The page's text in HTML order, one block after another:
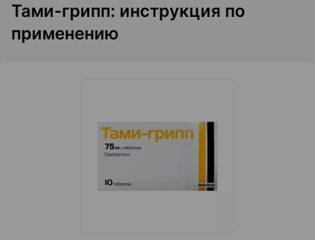
Тами-грипп: инструкция по
применению